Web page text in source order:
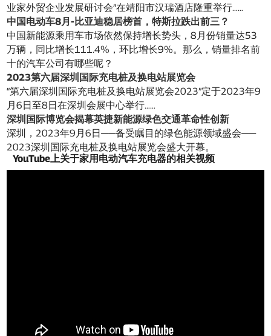
业家外贸企业发展研讨会”在靖阳市汉瑞酒店隆重举行……
中国电动车8月-比亚迪稳居榜首，特斯拉跌出前三？
中国新能源乘用车市场依然保持增长势头，8月份销量达53
万辆，同比增长111.4%，环比增长9%。那么，销量排名前
十的汽车公司有哪些呢？
2023第六届深圳国际充电桩及换电站展览会
“第六届深圳国际充电桩及换电站展览会2023”定于2023年9
月6日至8日在深圳会展中心举行……
深圳国际博览会揭幕英捷新能源绿色交通革命性创新
深圳，2023年9月6日——备受瞩目的绿色能源领域盛会——
2023深圳国际充电桩及换电站展览会盛大开幕。
YouTube上关于家用电动汽车充电器的相关视频